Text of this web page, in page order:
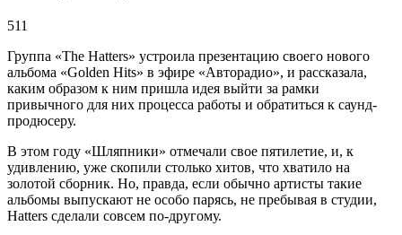
511
Группа «The Hatters» устроила презентацию своего нового
альбома «Golden Hits» в эфире «Авторадио», и рассказала,
каким образом к ним пришла идея выйти за рамки
привычного для них процесса работы и обратиться к саунд-
продюсеру.
В этом году «Шляпники» отмечали свое пятилетие, и, к
удивлению, уже скопили столько хитов, что хватило на
золотой сборник. Но, правда, если обычно артисты такие
альбомы выпускают не особо парясь, не пребывая в студии,
Hatters сделали совсем по-другому.